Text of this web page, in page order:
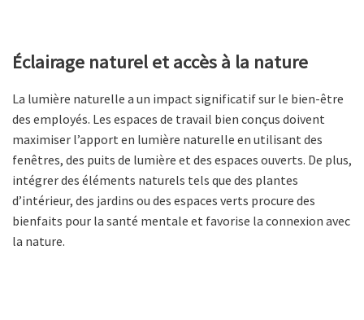
Éclairage naturel et accès à la nature
La lumière naturelle a un impact significatif sur le bien-être
des employés. Les espaces de travail bien conçus doivent
maximiser l’apport en lumière naturelle en utilisant des
fenêtres, des puits de lumière et des espaces ouverts. De plus,
intégrer des éléments naturels tels que des plantes
d’intérieur, des jardins ou des espaces verts procure des
bienfaits pour la santé mentale et favorise la connexion avec
la nature.